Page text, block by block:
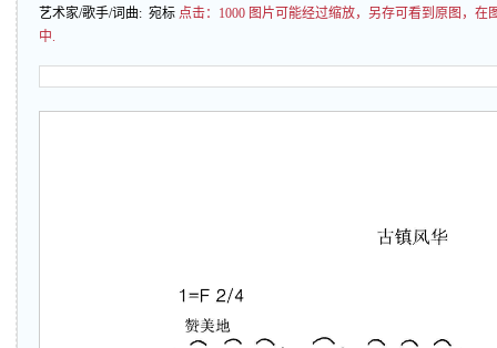
艺术家/歌手/词曲: 宛标 点击： 1000 图片可能经过缩放，另存可看到原图，
中.